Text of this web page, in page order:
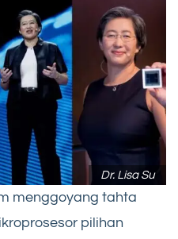
Dr. Lisa Su
menggoyang tahta
pilihan